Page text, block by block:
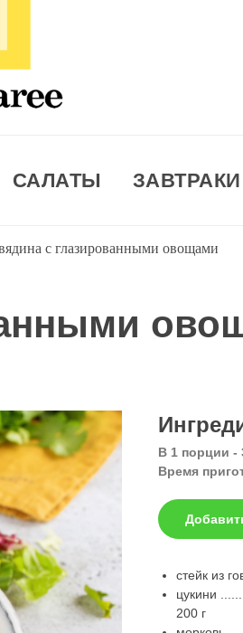
САЛАТЫ ЗАВТРАКИ
с глазированными овощами
В 1 порции -
Время
стейк из
цукини
200 г